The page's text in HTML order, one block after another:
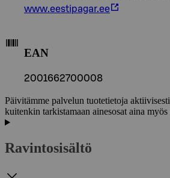
www.eestipagar.ee
EAN
2001662700008
Päivitämme palvelun tuotetietoja
kuitenkin tarkistamaan ainesosat aina
Ravintosisältö